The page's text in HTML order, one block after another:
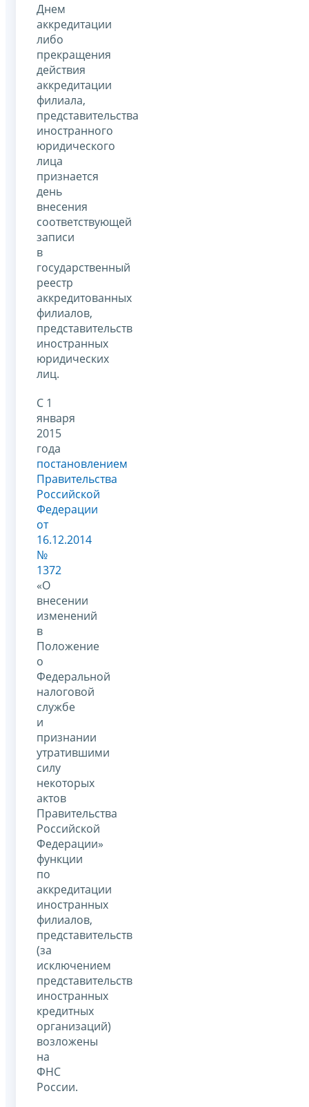
Днем
аккредитации
либо
прекращения
действия
аккредитации
филиала,
представительства
иностранного
юридического
лица
признается
день
внесения
соответствующей
записи
в
государственный
реестр
аккредитованных
филиалов,
представительств
иностранных
юридических
лиц.
С 1
января
2015
года
постановлением
Правительства
Российской
Федерации
от
16.12.2014
№
1372
«О
внесении
изменений
в
Положение
о
Федеральной
налоговой
службе
и
признании
утратившими
силу
некоторых
актов
Правительства
Российской
Федерации»
функции
по
аккредитации
иностранных
филиалов,
представительств
(за
исключением
представительств
иностранных
кредитных
организаций)
возложены
на
ФНС
России.